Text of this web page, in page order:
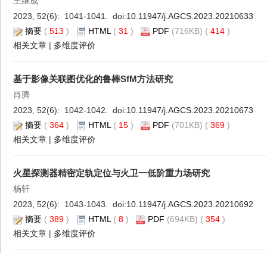
2023, 52(6): 1041-1041. doi:10.11947/j.AGCS.2023.20210633
摘要 ( 513 ) HTML ( 31 ) PDF (716KB) ( 414 )
相关文章 | 多维度评价
基于影像关联图优化的鲁棒SfM方法研究
肖腾
2023, 52(6): 1042-1042. doi:10.11947/j.AGCS.2023.20210673
摘要 ( 364 ) HTML ( 15 ) PDF (701KB) ( 369 )
相关文章 | 多维度评价
火星探测器精密定轨定位与火卫一低阶重力场研究
杨轩
2023, 52(6): 1043-1043. doi:10.11947/j.AGCS.2023.20210692
摘要 ( 389 ) HTML ( 8 ) PDF (694KB) ( 354 )
相关文章 | 多维度评价